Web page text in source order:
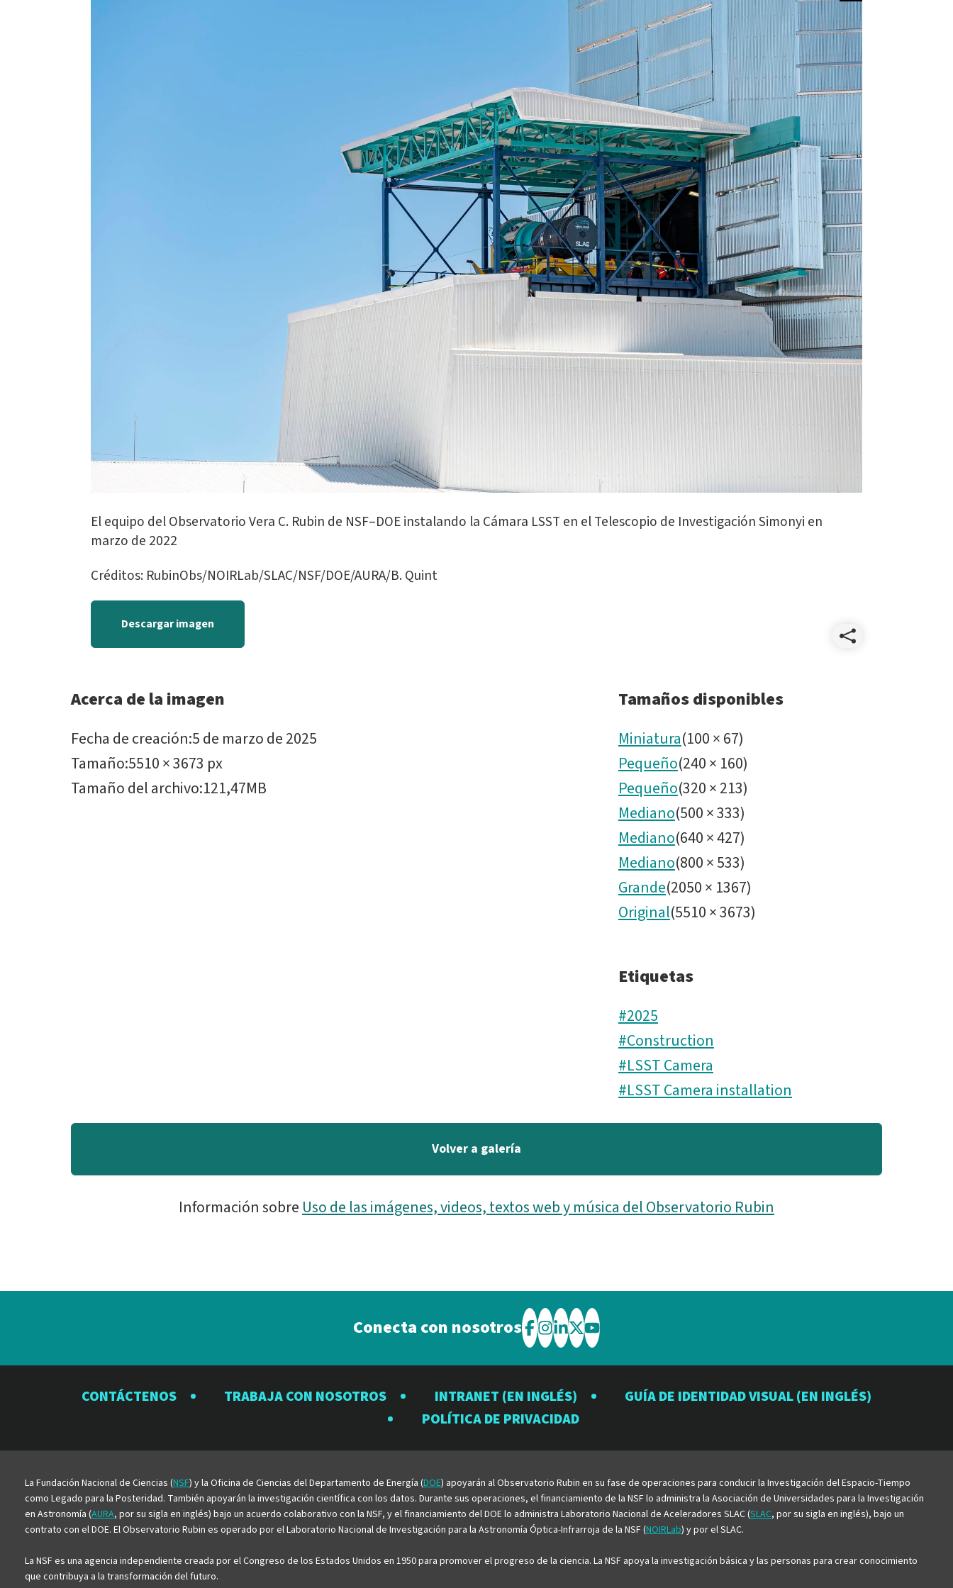
El equipo del Observatorio Vera C. Rubin de NSF–DOE instalando la Cámara LSST en el Telescopio de Investigación Simonyi en
marzo de 2022
Créditos: RubinObs/NOIRLab/SLAC/NSF/DOE/AURA/B. Quint
Descargar imagen
Acerca de la imagen
Fecha de creación:5 de marzo de 2025
Tamaño:5510 × 3673 px
Tamaño del archivo:121,47MB
Tamaños disponibles
Miniatura(100×67)
Pequeño(240× 160)
Pequeño(320×213)
Mediano(500×333)
Mediano(640×427)
Mediano(800×533)
Grande(2050× 1367)
Original(5510×3673)
Etiquetas
#2025
#Construction
#LSST Camera
#LSST Camera installation
Volver a galería
Información sobre Uso de las imágenes, videos, textos web y música del Observatorio Rubin
Conecta con nosotros Visite
el
Observatorio
Rubin
Visite
el
Observatorio
Rubin
Visite
el
Observatorio
Rubin
Visite
el
Observatorio
Rubin
Visite
el
Observatorio
CONTÁCTENOS TRABAJA CON NOSOTROS INTRANET (EN INGLÉS)
GUÍA DE IDENTIDAD VISUAL (EN INGLÉS)
POLÍTICA DE PRIVACIDAD
La Fundación Nacional de Ciencias (NSF) y la Oficina de Ciencias del Departamento de Energía (DOE) apoyarán al Observatorio Rubin en su fase de operaciones para conducir la Investigación del Espacio-Tiempo
como Legado para la Posteridad. También apoyarán la investigación científica con los datos. Durante sus operaciones, el financiamiento de la NSF lo administra la Asociación de Universidades para la Investigación
en Astronomía (AURA, por su sigla en inglés) bajo un acuerdo colaborativo con la NSF, y el financiamiento del DOE lo administra Laboratorio Nacional de Aceleradores SLAC (SLAC, por su sigla en inglés), bajo un
contrato con el DOE. El Observatorio Rubin es operado por el Laboratorio Nacional de Investigación para la Astronomía Óptica-Infrarroja de la NSF (NOIRLab) y por el SLAC.
La NSF es una agencia independiente creada por el Congreso de los Estados Unidos en 1950 para promover el progreso de la ciencia. La NSF apoya la investigación básica y las personas para crear conocimiento
que contribuya a la transformación del futuro.